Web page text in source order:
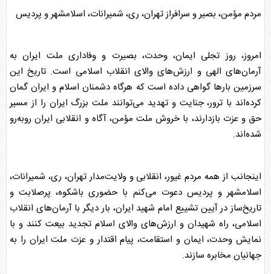
مردم مؤمن، بصیر و سرافراز تهران، ری، شمیرانات، اسلامشهر و پردیس
امروز، روز تجلی ایمان، وحدت، بصیرت و وفاداری ملت ایران به
آرمان‌های الهی و ارزش‌های والای انقلاب اسلامی است. تاریخ این
سرزمین بارها گواهی داده است که هرگاه دشمنان اسلام و ایران گمان
کرده‌اند با ترور، جنایت و تهدید می‌توانند ملت بزرگ ایران را از مسیر
حق و عزت بازدارند، با خروش ملت مؤمن، آگاه و انقلابی ایران روبه‌رو
شده‌اند.
اینجانب از همه مردم غیور، انقلابی و ولایت‌مدار تهران، ری، شمیرانات،
اسلامشهر و پردیس دعوت می‌کنم با حضوری باشکوه، پرصلابت و
تاریخ‌ساز در آیین تشییع امام شهید ایران، بار دیگر با آرمان‌های انقلاب
اسلامی، راه شهیدان و ارزش‌های والای اسلام تجدید بیعت کنند و با
نمایش وحدت، ایمان و استقامت، پیام اقتدار و عزت ملت ایران را به
جهانیان مخابره سازند.